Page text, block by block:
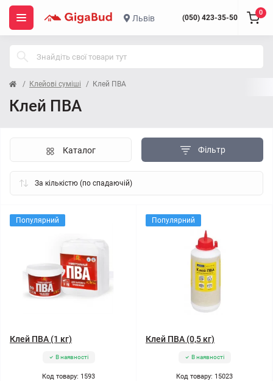
Львів (050) 423-35-50
0
Клейові суміші Клей ПВА
Клей ПВА
Фільтр
Каталог
Популярний
Клей ПВА (1 кг)
В наявності
Код товару: 1593
Популярний
Клей ПВА (0,5 кг)
В наявності
Код товару: 15023